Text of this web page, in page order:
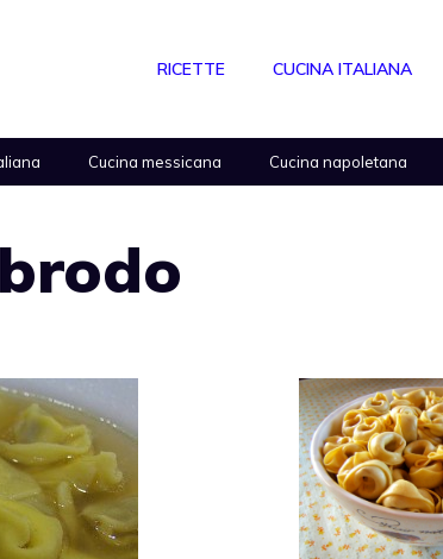
RICETTE CUCINA ITALIANA
Cucina messicana Cucina napoletana